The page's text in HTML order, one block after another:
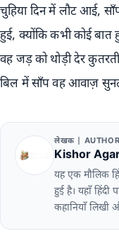
चुहिया दिन में लौट आई,
हुई, क्योंकि कभी कोई बात
वह जड़ को थोड़ी देर
बिल में साँप वह आवाज़
लेखक | AUTHOR
Kishor
यह एक मौलिक
हुई है। यहाँ
कहानियाँ लिखी